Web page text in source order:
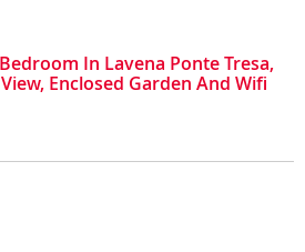
In Lavena Ponte Tresa,
Enclosed Garden And Wifi